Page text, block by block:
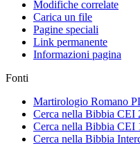
Modifiche correlate
Carica un file
Pagine speciali
Link permanente
Informazioni pagina
Fonti
Martirologio Romano
Cerca nella Bibbia CEI
Cerca nella Bibbia CEI
Cerca nella Bibbia